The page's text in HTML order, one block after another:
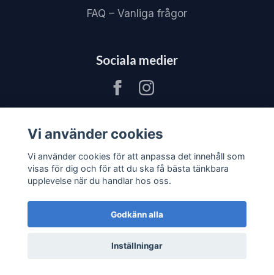
FAQ – Vanliga frågor
Sociala medier
Vi använder cookies
Vi använder cookies för att anpassa det innehåll som
visas för dig och för att du ska få bästa tänkbara
upplevelse när du handlar hos oss.
Godkänn alla
Inställningar